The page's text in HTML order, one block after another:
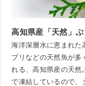
高知県産「天然」ぶ
海洋深層水に恵まれた
ブリなどの天然魚が多
れる、高知県産の天然
で凍結しているので、